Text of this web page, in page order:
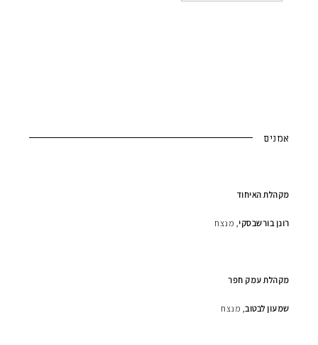
אמנים
מקהלת האיחוד
רונן בורשבסקי, מנצח
מקהלת עמק חפר
שמעון לבטוב, מנצח